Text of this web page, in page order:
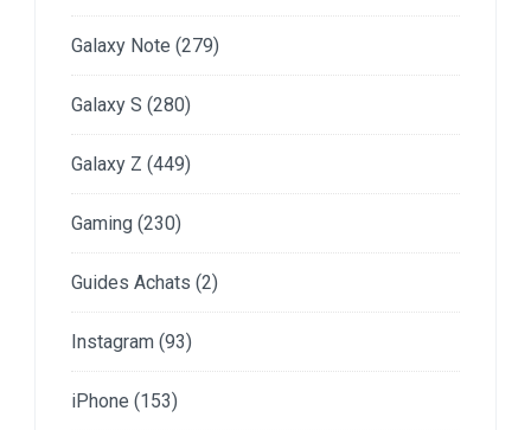
Galaxy Note (279)
Galaxy S (280)
Galaxy Z (449)
Gaming (230)
Guides Achats (2)
Instagram (93)
iPhone (153)